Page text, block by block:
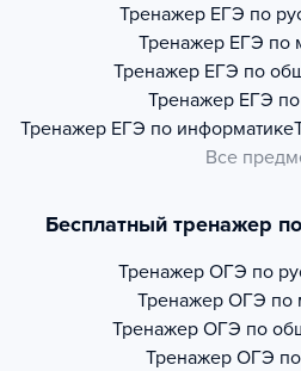
Тренажер ЕГЭ по
Тренажер ЕГЭ по
Тренажер ЕГЭ по
Тренажер ЕГЭ
Тренажер ЕГЭ по информатике
Все
Бесплатный тренажер
Тренажер ОГЭ по
Тренажер ОГЭ по
Тренажер ОГЭ по
Тренажер ОГЭ